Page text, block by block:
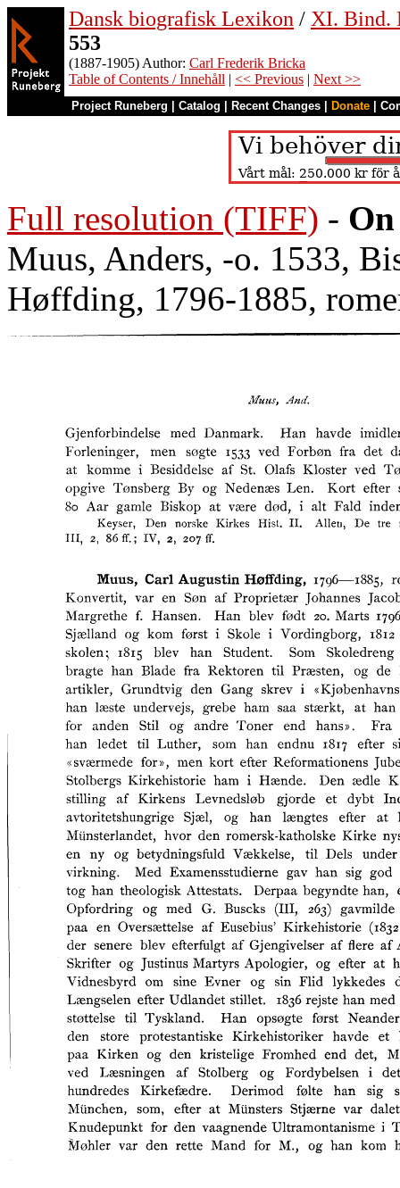
Dansk biografisk Lexikon / XI. Bind.
553
(1887-1905) Author: Carl Frederik Bricka
Table of Contents / Innehåll | << Previous | Next >>
Project Runeberg Catalog Recent Changes Donate
Full resolution (TIFF) -
Muus, Anders, -o. 1533,
Høffding, 1796-1885,